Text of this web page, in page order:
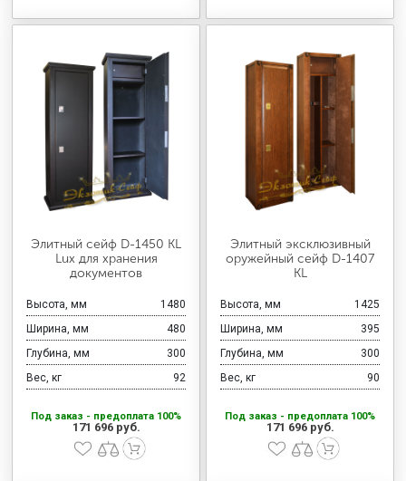
МЕБЕЛЬ ДЛЯ СТОЛОВЫХ
СТАЛЬНЫЕ ДВЕРИ
Элитный сейф D-1450 KL
Lux для хранения
документов
Высота, мм
1480
Ширина, мм
480
Глубина, мм
300
Вес, кг
92
Под заказ - предоплата 100%
171 696 руб.
Элитный эксклюзивный
оружейный сейф D-1407
KL
Высота, мм
1425
Ширина, мм
395
Глубина, мм
300
Вес, кг
90
Под заказ - предоплата 100%
171 696 руб.